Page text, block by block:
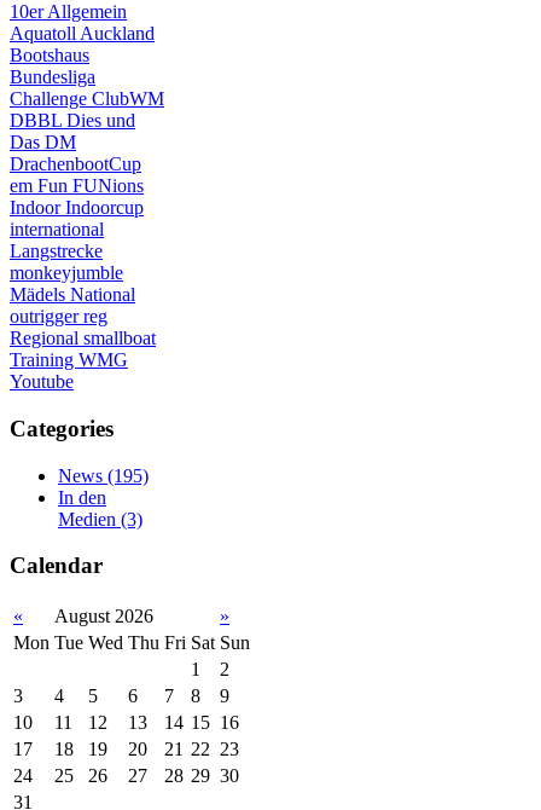
10erAllgemein
Aquatoll Auckland
Bootshaus
Bundesliga
Challenge ClubWM
DBBL Dies und
Das DM
DrachenbootCup
em Fun FUNions
IndoorIndoorcup
international
Langstrecke
monkeyjumble
Mädels National
outriggerreg
Regional smallboat
Training WMG
Youtube
Categories
News (195)
In den
Medien (3)
Calendar
« August 2026
»
Mon Tue Wed Thu Fri Sat Sun
1
2
3
4 5 6 7 8
9
10
11 12 13 14 15 16
17
18 19 20 21 22 23
24
25 26 27 28 29 30
31